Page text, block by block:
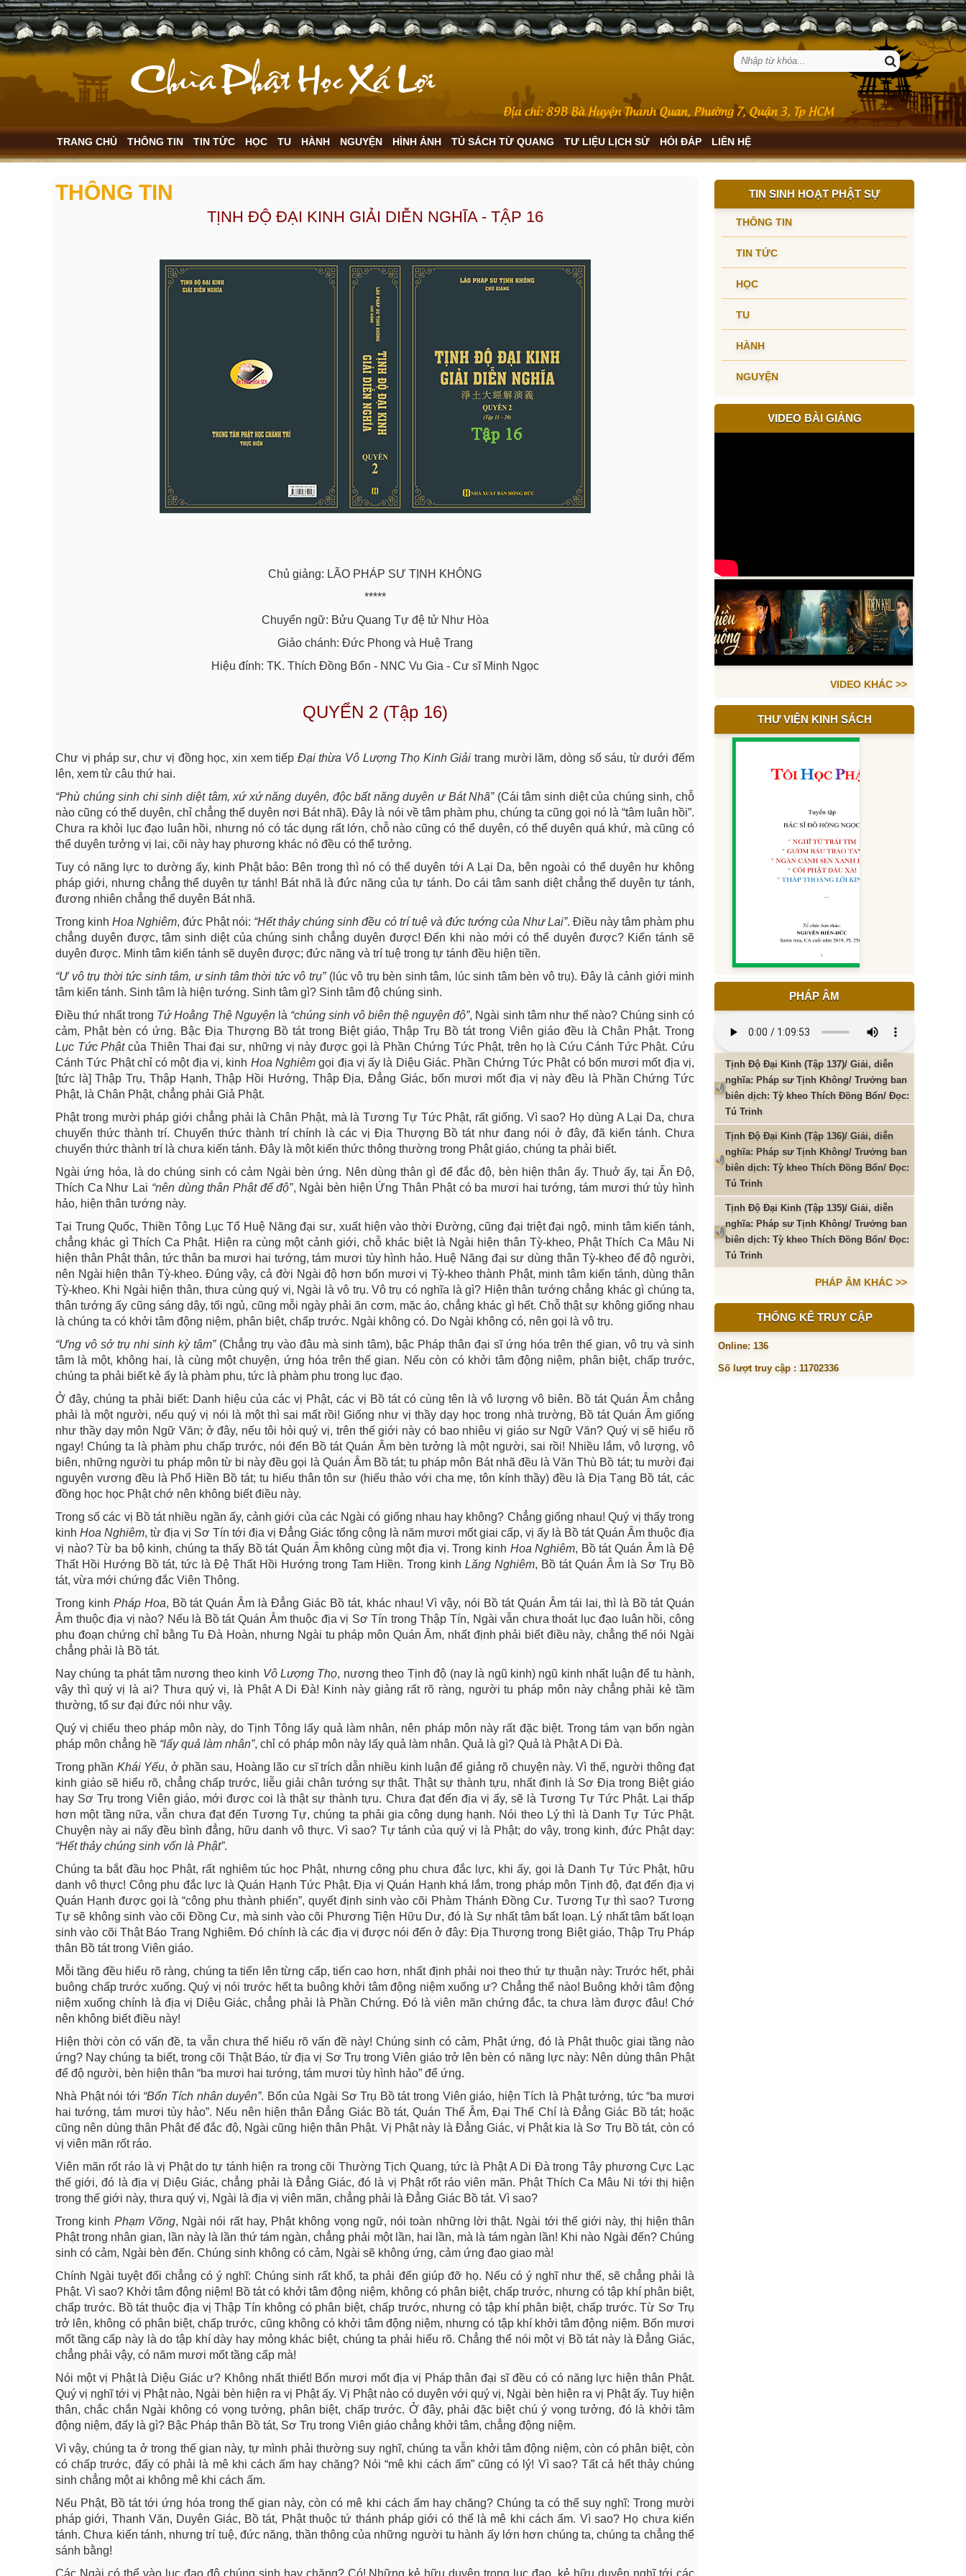
TRANG CHỦ THÔNG TIN TIN TỨC HỌC TU HÀNH NGUYỆN HÌNH ẢNH TỦ SÁCH TỪ QUANG TƯ LIỆU LỊCH SỬ HỎI ĐÁP LIÊN HỆ
THÔNG TIN
TỊNH ĐỘ ĐẠI KINH GIẢI DIỄN NGHĨA - TẬP 16
Chủ giảng: LÃO PHÁP SƯ TỊNH KHÔNG
*****
Chuyển ngữ: Bửu Quang Tự đệ tử Như Hòa
Giảo chánh: Đức Phong và Huệ Trang
Hiệu đính: TK. Thích Đồng Bổn - NNC Vu Gia - Cư sĩ Minh Ngọc
QUYỂN 2 (Tập 16)
Chư vị pháp sư, chư vị đồng học, xin xem tiếp Đại thừa Vô Lượng Thọ Kinh Giảitrang mười lăm, dòng số sáu, từ dưới đếm
lên, xem từ câu thứ hai.
“Phù chúng sinh chi sinh diệt tâm, xứ xứ năng duyên, độc bất năng duyên ư Bát Nhã” (Cái tâm sinh diệt của chúng sinh, chỗ
nào cũng có thể duyên, chỉ chẳng thể duyên nơi Bát nhã). Đây là nói về tâm phàm phu, chúng ta cũng gọi nó là “tâm luân hồi”.
Chưa ra khỏi lục đạo luân hồi, nhưng nó có tác dụng rất lớn, chỗ nào cũng có thể duyên, có thể duyên quá khứ, mà cũng có
thể duyên tưởng vị lai, cõi này hay phương khác nó đều có thể tưởng.
Tuy có năng lực to dường ấy, kinh Phật bảo: Bên trong thì nó có thể duyên tới A Lại Da, bên ngoài có thể duyên hư không
pháp giới, nhưng chẳng thể duyên tự tánh! Bát nhã là đức năng của tự tánh. Do cái tâm sanh diệt chẳng thể duyên tự tánh,
đương nhiên chẳng thể duyên Bát nhã.
Trong kinhHoa Nghiêm, đức Phật nói: “Hết thảy chúng sinh đều có trí tuệ và đức tướng của Như Lai”. Điều này tâm phàm phu
chẳng duyên được, tâm sinh diệt của chúng sinh chẳng duyên được! Đến khi nào mới có thể duyên được? Kiến tánh sẽ
duyên được. Minh tâm kiến tánh sẽ duyên được; đức năng và trí tuệ trong tự tánh đều hiện tiền.
“Ư vôtrụ thờitức sinhtâm, ư sinh tâm thời tức vô trụ” (lúc vô trụ bèn sinh tâm, lúc sinh tâm bèn vô trụ). Đây là cảnh giới minh
tâm kiến tánh. Sinh tâm là hiện tướng. Sinh tâm gì? Sinh tâm độ chúng sinh.
Điều thứ nhất trong TứHoằng Thệ Nguyện là “chúng sinh vôbiênthệnguyệnđộ”, Ngài sinh tâm như thế nào? Chúng sinh có
cảm, Phật bèn có ứng. Bậc Địa Thượng Bồ tát trong Biệt giáo, Thập Trụ Bồ tát trong Viên giáo đều là Chân Phật. Trong
Lục TứcPhậtcủa Thiên Thai đại sư, những vị này được gọi là Phần Chứng Tức Phật, trên họ là Cứu Cánh Tức Phật. Cứu
Cánh Tức Phật chỉ có một địa vị, kinh Hoa Nghiêmgọi địa vị ấy là Diệu Giác. Phần Chứng Tức Phật có bốn mươi mốt địa vị,
[tức là] Thập Trụ, Thập Hạnh, Thập Hồi Hướng, Thập Địa, Đẳng Giác, bốn mươi mốt địa vị này đều là Phần Chứng Tức
Phật, là Chân Phật, chẳng phải Giả Phật.
Phật trong mười pháp giới chẳng phải là Chân Phật, mà là Tương Tự Tức Phật, rất giống. Vì sao? Họ dùng A Lại Da, chưa
chuyển thức thành trí. Chuyển thức thành trí chính là các vị Địa Thượng Bồ tát như đang nói ở đây, đã kiến tánh. Chưa
chuyển thức thành trí là chưa kiến tánh. Đây là một kiến thức thông thường trong Phật giáo, chúng ta phải biết.
Ngài ứng hóa, là do chúng sinh có cảm Ngài bèn ứng. Nên dùng thân gì để đắc độ, bèn hiện thân ấy. Thuở ấy, tại Ấn Độ,
Thích Ca Như Lai “nêndùng thân Phật để độ”, Ngài bèn hiện Ứng Thân Phật có ba mươi hai tướng, tám mươi thứ tùy hình
hảo, hiện thân tướng này.
Tại Trung Quốc, Thiền Tông Lục Tổ Huệ Năng đại sư, xuất hiện vào thời Đường, cũng đại triệt đại ngộ, minh tâm kiến tánh,
chẳng khác gì Thích Ca Phật. Hiện ra cùng một cảnh giới, chỗ khác biệt là Ngài hiện thân Tỳ-kheo, Phật Thích Ca Mâu Ni
hiện thân Phật thân, tức thân ba mươi hai tướng, tám mươi tùy hình hảo. Huệ Năng đại sư dùng thân Tỳ-kheo để độ người,
nên Ngài hiện thân Tỳ-kheo. Đúng vậy, cả đời Ngài độ hơn bốn mươi vị Tỳ-kheo thành Phật, minh tâm kiến tánh, dùng thân
Tỳ-kheo. Khi Ngài hiện thân, thưa cùng quý vị, Ngài là vô trụ. Vô trụ có nghĩa là gì? Hiện thân tướng chẳng khác gì chúng ta,
thân tướng ấy cũng sáng dậy, tối ngủ, cũng mỗi ngày phải ăn cơm, mặc áo, chẳng khác gì hết. Chỗ thật sự không giống nhau
là chúng ta có khởi tâm động niệm, phân biệt, chấp trước. Ngài không có. Do Ngài không có, nên gọi là vô trụ.
“Ưng vô sở trụ nhi sinh kỳ tâm” (Chẳng trụ vào đâu mà sinh tâm), bậc Pháp thân đại sĩ ứng hóa trên thế gian, vô trụ và sinh
tâm là một, không hai, là cùng một chuyện, ứng hóa trên thế gian. Nếu còn có khởi tâm động niệm, phân biệt, chấp trước,
chúng ta phải biết kẻ ấy là phàm phu, tức là phàm phu trong lục đạo.
Ở đây, chúng ta phải biết: Danh hiệu của các vị Phật, các vị Bồ tát có cùng tên là vô lượng vô biên. Bồ tát Quán Âm chẳng
phải là một người, nếu quý vị nói là một thì sai mất rồi! Giống như vị thầy dạy học trong nhà trường, Bồ tát Quán Âm giống
như thầy dạy môn Ngữ Văn; ở đây, nếu tôi hỏi quý vị, trên thế giới này có bao nhiêu vị giáo sư Ngữ Văn? Quý vị sẽ hiểu rõ
ngay! Chúng ta là phàm phu chấp trước, nói đến Bồ tát Quán Âm bèn tưởng là một người, sai rồi! Nhiều lắm, vô lượng, vô
biên, những người tu pháp môn từ bi này đều gọi là Quán Âm Bồ tát; tu pháp môn Bát nhã đều là Văn Thù Bồ tát; tu mười đại
nguyện vương đều là Phổ Hiền Bồ tát; tu hiếu thân tôn sư (hiếu thảo với cha mẹ, tôn kính thầy) đều là Địa Tạng Bồ tát, các
đồng học học Phật chớ nên không biết điều này.
Trong số các vị Bồ tát nhiều ngần ấy, cảnh giới của các Ngài có giống nhau hay không? Chẳng giống nhau! Quý vị thấy trong
kinh Hoa Nghiêm, từ địa vị Sơ Tín tới địa vị Đẳng Giác tổng cộng là năm mươi mốt giai cấp, vị ấy là Bồ tát Quán Âm thuộc địa
vị nào? Từ ba bộ kinh, chúng ta thấy Bồ tát Quán Âm không cùng một địa vị. Trong kinh HoaNghiêm, Bồ tát Quán Âm là Đệ
Thất Hồi Hướng Bồ tát, tức là Đệ Thất Hồi Hướng trong Tam Hiền. Trong kinhLăngNghiêm, Bồ tát Quán Âm là Sơ Trụ Bồ
tát, vừa mới chứng đắc Viên Thông.
Trong kinh Pháp Hoa, Bồ tát Quán Âm là Đẳng Giác Bồ tát, khác nhau! Vì vậy, nói Bồ tát Quán Âm tái lai, thì là Bồ tát Quán
Âm thuộc địa vị nào? Nếu là Bồ tát Quán Âm thuộc địa vị Sơ Tín trong Thập Tín, Ngài vẫn chưa thoát lục đạo luân hồi, công
phu đoạn chứng chỉ bằng Tu Đà Hoàn, nhưng Ngài tu pháp môn Quán Âm, nhất định phải biết điều này, chẳng thể nói Ngài
chẳng phải là Bồ tát.
Nay chúng ta phát tâm nương theo kinh Vô Lượng Thọ, nương theo Tịnh độ (nay là ngũ kinh) ngũ kinh nhất luận để tu hành,
vậy thì quý vị là ai? Thưa quý vị, là Phật A Di Đà! Kinh này giảng rất rõ ràng, người tu pháp môn này chẳng phải kẻ tầm
thường, tổ sư đại đức nói như vậy.
Quý vị chiếu theo pháp môn này, do Tịnh Tông lấy quả làm nhân, nên pháp môn này rất đặc biệt. Trong tám vạn bốn ngàn
pháp môn chẳng hề “lấyquả làm nhân”, chỉ có pháp môn này lấy quả làm nhân. Quả là gì? Quả là Phật A Di Đà.
Trong phần Khái Yếu, ở phần sau, Hoàng lão cư sĩ trích dẫn nhiều kinh luận để giảng rõ chuyện này. Vì thế, người thông đạt
kinh giáo sẽ hiểu rõ, chẳng chấp trước, liễu giải chân tướng sự thật. Thật sự thành tựu, nhất định là Sơ Địa trong Biệt giáo
hay Sơ Trụ trong Viên giáo, mới được coi là thật sự thành tựu. Chưa đạt đến địa vị ấy, sẽ là Tương Tự Tức Phật. Lại thấp
hơn một tầng nữa, vẫn chưa đạt đến Tương Tự, chúng ta phải gia công dụng hạnh. Nói theo Lý thì là Danh Tự Tức Phật.
Chuyện này ai nấy đều bình đẳng, hữu danh vô thực. Vì sao? Tự tánh của quý vị là Phật; do vậy, trong kinh, đức Phật dạy:
“Hếtthảychúng sinh vốn là Phật”.
Chúng ta bắt đầu học Phật, rất nghiêm túc học Phật, nhưng công phu chưa đắc lực, khi ấy, gọi là Danh Tự Tức Phật, hữu
danh vô thực! Công phu đắc lực là Quán Hạnh Tức Phật. Địa vị Quán Hạnh khá lắm, trong pháp môn Tịnh độ, đạt đến địa vị
Quán Hạnh được gọi là “công phu thành phiến”, quyết định sinh vào cõi Phàm Thánh Đồng Cư. Tương Tự thì sao? Tương
Tự sẽ không sinh vào cõi Đồng Cư, mà sinh vào cõi Phương Tiện Hữu Dư, đó là Sự nhất tâm bất loạn. Lý nhất tâm bất loạn
sinh vào cõi Thật Báo Trang Nghiêm. Đó chính là các địa vị được nói đến ở đây: Địa Thượng trong Biệt giáo, Thập Trụ Pháp
thân Bồ tát trong Viên giáo.
Mỗi tầng đều hiểu rõ ràng, chúng ta tiến lên từng cấp, tiến cao hơn, nhất định phải noi theo thứ tự thuận này: Trước hết, phải
buông chấp trước xuống. Quý vị nói trước hết ta buông khởi tâm động niệm xuống ư? Chẳng thể nào! Buông khởi tâm động
niệm xuống chính là địa vị Diệu Giác, chẳng phải là Phần Chứng. Đó là viên mãn chứng đắc, ta chưa làm được đâu! Chớ
nên không biết điều này!
Hiện thời còn có vấn đề, ta vẫn chưa thể hiểu rõ vấn đề này! Chúng sinh có cảm, Phật ứng, đó là Phật thuộc giai tầng nào
ứng? Nay chúng ta biết, trong cõi Thật Báo, từ địa vị Sơ Trụ trong Viên giáo trở lên bèn có năng lực này: Nên dùng thân Phật
để độ người, bèn hiện thân “ba mươi hai tướng, tám mươi tùy hình hảo” để ứng.
Nhà Phật nói tới “Bổn Tích nhânduyên”. Bổn của Ngài Sơ Trụ Bồ tát trong Viên giáo, hiện Tích là Phật tướng, tức “ba mươi
hai tướng, tám mươi tùy hảo”. Nếu nên hiện thân Đẳng Giác Bồ tát, Quán Thế Âm, Đại Thế Chí là Đẳng Giác Bồ tát; hoặc
cũng nên dùng thân Phật để đắc độ, Ngài cũng hiện thân Phật. Vị Phật này là Đẳng Giác, vị Phật kia là Sơ Trụ Bồ tát, còn có
vị viên mãn rốt ráo.
Viên mãn rốt ráo là vị Phật do tự tánh hiện ra trong cõi Thường Tịch Quang, tức là Phật A Di Đà trong Tây phương Cực Lạc
thế giới, đó là địa vị Diệu Giác, chẳng phải là Đẳng Giác, đó là vị Phật rốt ráo viên mãn. Phật Thích Ca Mâu Ni tới thị hiện
trong thế giới này, thưa quý vị, Ngài là địa vị viên mãn, chẳng phải là Đẳng Giác Bồ tát. Vì sao?
Trong kinh Phạm Võng, Ngài nói rất hay, Phật không vọng ngữ, nói toàn những lời thật. Ngài tới thế giới này, thị hiện thân
Phật trong nhân gian, lần này là lần thứ tám ngàn, chẳng phải một lần, hai lần, mà là tám ngàn lần! Khi nào Ngài đến? Chúng
sinh có cảm, Ngài bèn đến. Chúng sinh không có cảm, Ngài sẽ không ứng, cảm ứng đạo giao mà!
Chính Ngài tuyệt đối chẳng có ý nghĩ: Chúng sinh rất khổ, ta phải đến giúp đỡ họ. Nếu có ý nghĩ như thế, sẽ chẳng phải là
Phật. Vì sao? Khởi tâm động niệm! Bồ tát có khởi tâm động niệm, không có phân biệt, chấp trước, nhưng có tập khí phân biệt,
chấp trước. Bồ tát thuộc địa vị Thập Tín không có phân biệt, chấp trước, nhưng có tập khí phân biệt, chấp trước. Từ Sơ Trụ
trở lên, không có phân biệt, chấp trước, cũng không có khởi tâm động niệm, nhưng có tập khí khởi tâm động niệm. Bốn mươi
mốt tầng cấp này là do tập khí dày hay mỏng khác biệt, chúng ta phải hiểu rõ. Chẳng thể nói một vị Bồ tát này là Đẳng Giác,
chẳng phải vậy, có năm mươi mốt tầng cấp mà!
Nói một vị Phật là Diệu Giác ư? Không nhất thiết! Bốn mươi mốt địa vị Pháp thân đại sĩ đều có có năng lực hiện thân Phật.
Quý vị nghĩ tới vị Phật nào, Ngài bèn hiện ra vị Phật ấy. Vị Phật nào có duyên với quý vị, Ngài bèn hiện ra vị Phật ấy. Tuy hiện
thân, chắc chắn Ngài không có vọng tưởng, phân biệt, chấp trước. Ở đây, phải đặc biệt chú ý vọng tưởng, đó là khởi tâm
động niệm, đấy là gì? Bậc Pháp thân Bồ tát, Sơ Trụ trong Viên giáo chẳng khởi tâm, chẳng động niệm.
Vì vậy, chúng ta ở trong thế gian này, tự mình phải thường suy nghĩ, chúng ta vẫn khởi tâm động niệm, còn có phân biệt, còn
có chấp trước, đấy có phải là mê khi cách ấm hay chăng? Nói “mê khi cách ấm” cũng có lý! Vì sao? Tất cả hết thảy chúng
sinh chẳng một ai không mê khi cách ấm.
Nếu Phật, Bồ tát tới ứng hóa trong thế gian này, còn có mê khi cách ấm hay chăng? Chúng ta có thể suy nghĩ: Trong mười
pháp giới, Thanh Văn, Duyên Giác, Bồ tát, Phật thuộc tứ thánh pháp giới có thể là mê khi cách ấm. Vì sao? Họ chưa kiến
tánh. Chưa kiến tánh, nhưng trí tuệ, đức năng, thần thông của những người tu hành ấy lớn hơn chúng ta, chúng ta chẳng thể
sánh bằng!
Các Ngài có thể vào lục đạo độ chúng sinh hay chăng? Có! Những kẻ hữu duyên trong lục đạo, kẻ hữu duyên nghĩ tới các
TIN SINH HOẠT PHẬT SỰ
THÔNG TIN
TIN TỨC
HỌC
TU
HÀNH
NGUYỆN
VIDEO BÀI GIẢNG
VIDEO KHÁC >>
THƯ VIỆN KINH SÁCH
PHÁP ÂM
Tịnh Độ Đại Kinh (Tập 137)/ Giải, diễn
nghĩa: Pháp sư Tịnh Không/ Trưởng ban
biên dịch: Tỳ kheo Thích Đồng Bổn/ Đọc:
Tú Trinh
Tịnh Độ Đại Kinh (Tập 136)/ Giải, diễn
nghĩa: Pháp sư Tịnh Không/ Trưởng ban
biên dịch: Tỳ kheo Thích Đồng Bổn/ Đọc:
Tú Trinh
Tịnh Độ Đại Kinh (Tập 135)/ Giải, diễn
nghĩa: Pháp sư Tịnh Không/ Trưởng ban
biên dịch: Tỳ kheo Thích Đồng Bổn/ Đọc:
Tú Trinh
PHÁP ÂM KHÁC >>
THỐNG KÊ TRUY CẬP
Online: 136
Số lượt truy cập : 11702336